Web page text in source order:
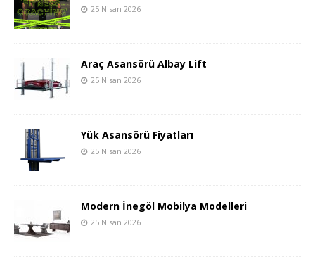
25 Nisan 2026
Araç Asansörü Albay Lift
25 Nisan 2026
Yük Asansörü Fiyatları
25 Nisan 2026
Modern İnegöl Mobilya Modelleri
25 Nisan 2026